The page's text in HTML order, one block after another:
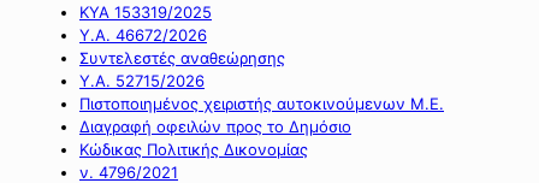
ΚΥΑ 153319/2025
Υ.Α. 46672/2026
Συντελεστές αναθεώρησης
Υ.Α. 52715/2026
Πιστοποιημένος χειριστής αυτοκινούμενων Μ.Ε.
Διαγραφή οφειλών προς το Δημόσιο
Κώδικας Πολιτικής Δικονομίας
ν. 4796/2021